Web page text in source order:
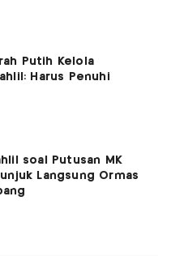
Putih Kelola
Harus Penuhi
soal Putusan MK
Langsung Ormas